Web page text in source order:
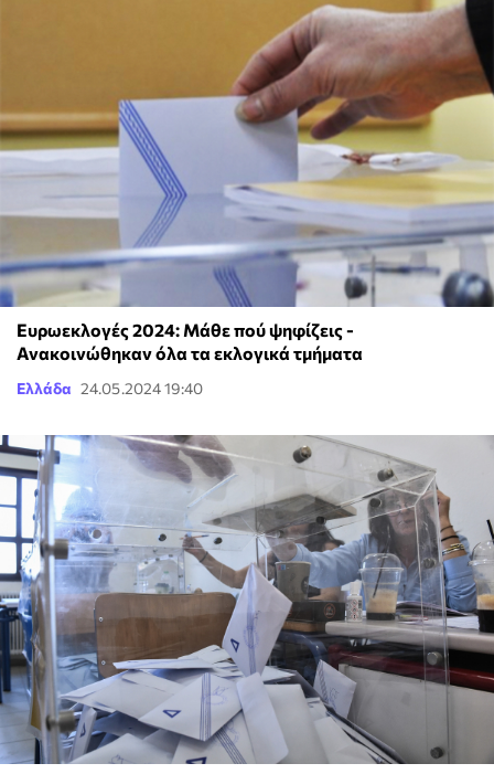
Ευρωεκλογές 2024: Μάθε πού ψηφίζεις -
Ανακοινώθηκαν όλα τα εκλογικά τμήματα
Ελλάδα 24.05.2024 19:40